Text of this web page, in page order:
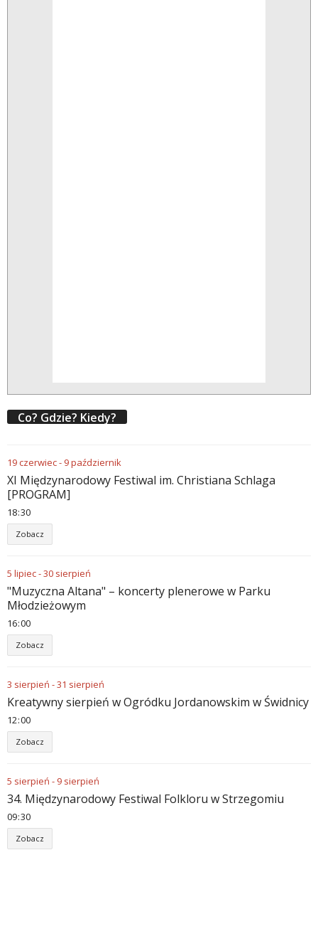
Co? Gdzie? Kiedy?
19czerwiec- 9październik
XI Międzynarodowy Festiwal im. Christiana Schlaga
[PROGRAM]
18 30
Zobacz
5 lipiec-30 sierpień
"Muzyczna Altana" – koncerty plenerowe w Parku
Młodzieżowym
16 00
Zobacz
3 sierpień -31 sierpień
Kreatywny sierpień w Ogródku Jordanowskim w Świdnicy
12 00
Zobacz
5 sierpień - 9 sierpień
34. Międzynarodowy Festiwal Folkloru w Strzegomiu
09 30
Zobacz